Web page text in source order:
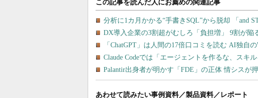
あわせて読みたい事例資料／製品資料／レポート